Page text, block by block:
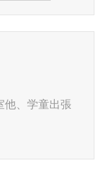
他、学童出張